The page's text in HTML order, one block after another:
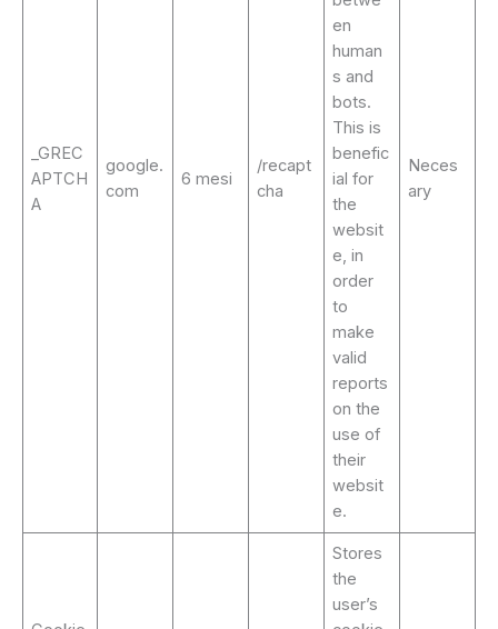
_GREC
APTCH
A
google.
com
6 mesi
/recapt
cha
en
human
s and
bots.
This is
benefic
ial for
the
websit
e, in
order
to
make
valid
reports
on the
use of
their
websit
e.
Neces
ary
Stores
the
user’s